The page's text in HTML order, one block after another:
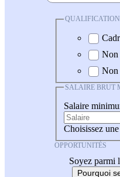
QUALIFICATION
Non
Non
SALAIRE BRUT
Salaire
Choisissez
OPPORTUNITÉS
Soyez parmi
Pourquoi